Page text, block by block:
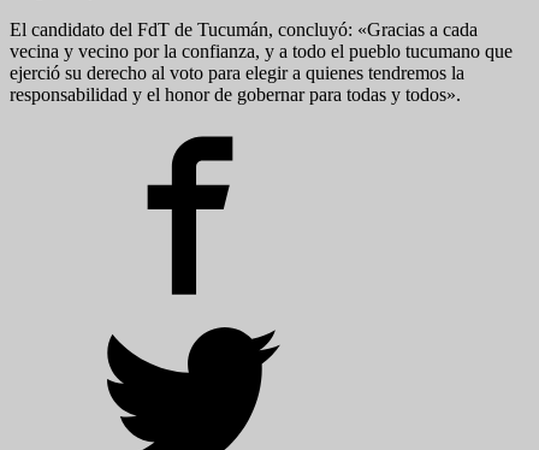
El candidato del FdT de Tucumán, concluyó: «Gracias a cada
vecina y vecino por la confianza, y a todo el pueblo tucumano que
ejerció su derecho al voto para elegir a quienes tendremos la
responsabilidad y el honor de gobernar para todas y todos».